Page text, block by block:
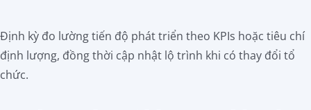
Định kỳ đo lường tiến độ phát triển theo KPIs hoặc tiêu chí
định lượng, đồng thời cập nhật lộ trình khi có thay đổi tổ
chức.